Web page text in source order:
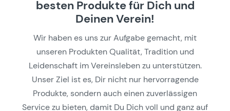
besten Produkte für Dich und
Deinen Verein!
Wir haben es uns zur Aufgabe gemacht, mit
unseren Produkten Qualität, Tradition und
Leidenschaft im Vereinsleben zu unterstützen.
Unser Ziel ist es, Dir nicht nur hervorragende
Produkte, sondern auch einen zuverlässigen
Service zu bieten, damit Du Dich voll und ganz auf